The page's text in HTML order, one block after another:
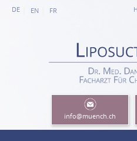
DE EN FR
info@muench.ch